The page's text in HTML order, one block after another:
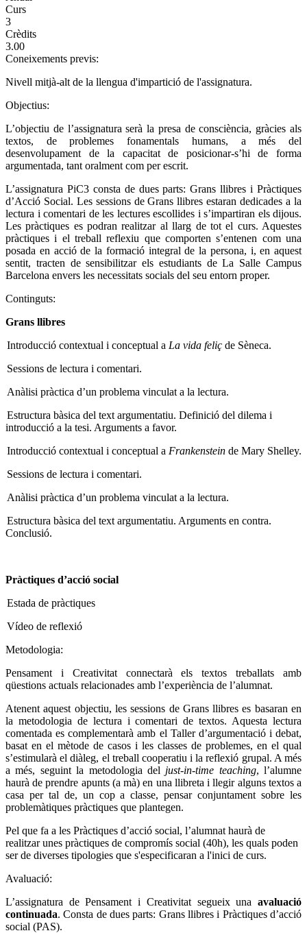
Curs
3
Crèdits
3.00
Coneixements previs:
Nivell mitjà-alt de la llengua d'impartició de l'assignatura.
Objectius:
L’objectiu de l’assignatura serà la presa de consciència, gràcies als
textos, de problemes fonamentals humans, a més del
desenvolupament de la capacitat de posicionar-s’hi de forma
argumentada, tant oralment com per escrit.
L’assignatura PiC3 consta de dues parts: Grans llibres i Pràctiques
d’Acció Social. Les sessions de Grans llibres estaran dedicades a la
lectura i comentari de les lectures escollides i s’impartiran els dijous.
Les pràctiques es podran realitzar al llarg de tot el curs. Aquestes
pràctiques i el treball reflexiu que comporten s’entenen com una
posada en acció de la formació integral de la persona, i, en aquest
sentit, tracten de sensibilitzar els estudiants de La Salle Campus
Barcelona envers les necessitats socials del seu entorn proper.
Continguts:
Grans llibres
Introducció contextual i conceptual a La vida feliç de Sèneca.
Sessions de lectura i comentari.
Anàlisi pràctica d’un problema vinculat a la lectura.
Estructura bàsica del text argumentatiu. Definició del dilema i
introducció a la tesi. Arguments a favor.
Introducció contextual i conceptual a Frankenstein de Mary Shelley.
Sessions de lectura i comentari.
Anàlisi pràctica d’un problema vinculat a la lectura.
Estructura bàsica del text argumentatiu. Arguments en contra.
Conclusió.
Pràctiques d’acció social
Estada de pràctiques
Vídeo de reflexió
Metodologia:
Pensament i Creativitat connectarà els textos treballats amb
qüestions actuals relacionades amb l’experiència de l’alumnat.
Atenent aquest objectiu, les sessions de Grans llibres es basaran en
la metodologia de lectura i comentari de textos. Aquesta lectura
comentada es complementarà amb el Taller d’argumentació i debat,
basat en el mètode de casos i les classes de problemes, en el qual
s’estimularà el diàleg, el treball cooperatiu i la reflexió grupal. A més
a més, seguint la metodologia del just-in-time teaching, l’alumne
haurà de prendre apunts (a mà) en una llibreta i llegir alguns textos a
casa per tal de, un cop a classe, pensar conjuntament sobre les
problemàtiques pràctiques que plantegen.
Pel que fa a les Pràctiques d’acció social, l’alumnat haurà de
realitzar unes pràctiques de compromís social (40h), les quals poden
ser de diverses tipologies que s'especificaran a l'inici de curs.
Avaluació:
L’assignatura de Pensament i Creativitat segueix una avaluació
continuada. Consta de dues parts: Grans llibres i Pràctiques d’acció
social (PAS).